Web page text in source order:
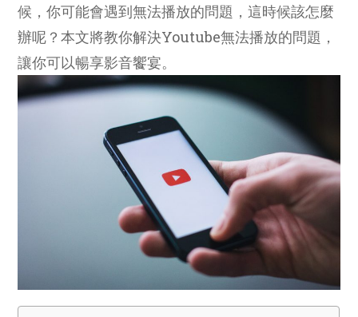
候，你可能會遇到無法播放的問題，這時候該怎麼
辦呢？本文將教你解決Youtube無法播放的問題，
讓你可以暢享影音饗宴。